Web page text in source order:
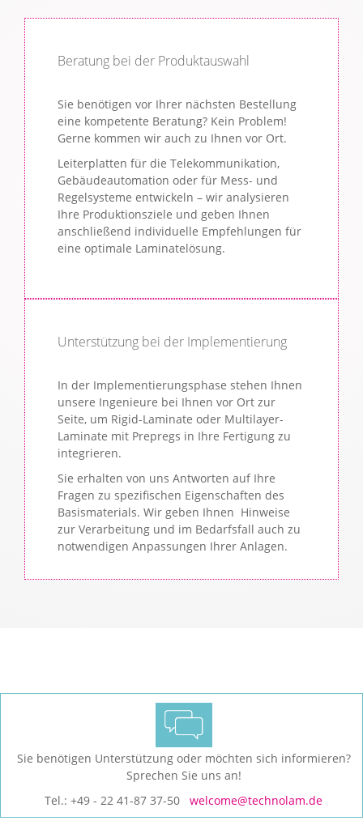
Beratung bei der Produktauswahl
Sie benötigen vor Ihrer nächsten Bestellung
eine kompetente Beratung? Kein Problem!
Gerne kommen wir auch zu Ihnen vor Ort.
Leiterplatten für die Telekommunikation,
Gebäudeautomation oder für Mess- und
Regelsysteme entwickeln – wir analysieren
Ihre Produktionsziele und geben Ihnen
anschließend individuelle Empfehlungen für
eine optimale Laminatelösung.
Unterstützung bei der Implementierung
In der Implementierungsphase stehen Ihnen
unsere Ingenieure bei Ihnen vor Ort zur
Seite, um Rigid-Laminate oder Multilayer-
Laminate mit Prepregs in Ihre Fertigung zu
integrieren.
Sie erhalten von uns Antworten auf Ihre
Fragen zu spezifischen Eigenschaften des
Basismaterials. Wir geben Ihnen Hinweise
zur Verarbeitung und im Bedarfsfall auch zu
notwendigen Anpassungen Ihrer Anlagen.
Sie benötigen Unterstützung oder möchten sich informieren?
Sprechen Sie uns an!
Tel.: +49 - 22 41-87 37-50 welcome@technolam.de